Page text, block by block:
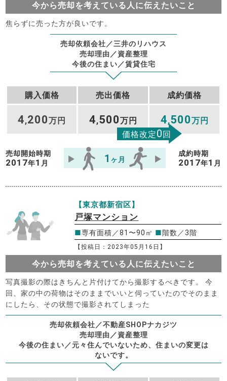
今から売却を考えている人に伝えたいこと
焦らずに売った方が良いです。
売却依頼会社／三井のリハウス
売却理由／資産整理
今後の住まい／賃貸住宅
購入価格 売出価格 成約価格
4,200万円 4,500万円 4,500万円
価格改定0回
売却開始時期
2017年1 月 1 ヶ月
成約時期
2017年1 月
【東京都新宿区】
戸塚マンション
■専有面積／81〜90㎡ ■階数／3階
【投稿日：2023年05月16日】
今から売却を考えている人に伝えたいこと
写真撮影の際はきちんと片付けてから撮影するべきです。 今
回、家の中の荷物はそのままでいいと伺っていたのでそのまま
にしたら、その状態で撮影されてしまった
売却依頼会社／不動産SHOPナカジツ
売却理由／資産整理
今後の住まい／元々住んでいないため、住まいの変更は
ないです。